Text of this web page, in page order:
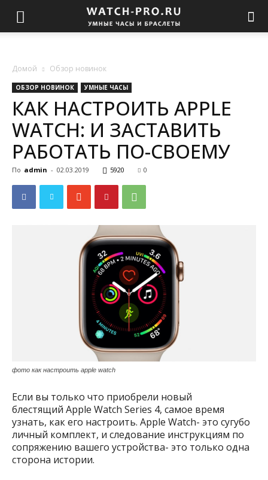
Домой Обзор новинок
ОБЗОР НОВИНОК УМНЫЕ ЧАСЫ
КАК НАСТРОИТЬ APPLE
WATCH: И ЗАСТАВИТЬ
РАБОТАТЬ ПО-СВОЕМУ
По admin - 02.03.2019 5920 0
фото как настроить apple watch
Если вы только что приобрели новый
блестящий Apple Watch Series 4, самое время
узнать, как его настроить. Apple Watch- это сугубо
личный комплект, и следование инструкциям по
сопряжению вашего устройства- это только одна
сторона истории.